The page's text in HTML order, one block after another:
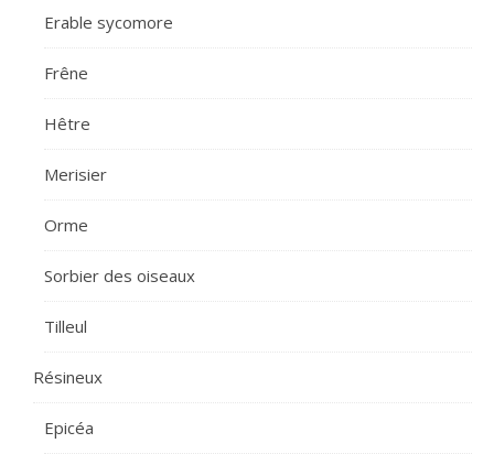
Erable sycomore
Frêne
Hêtre
Merisier
Orme
Sorbier des oiseaux
Tilleul
Résineux
Epicéa